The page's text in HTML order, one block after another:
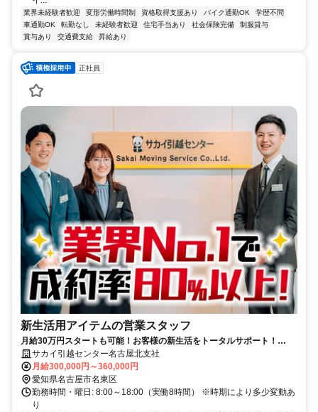
業界未経験者歓迎 変形労働時間制 資格取得支援あり バイク通勤OK
学歴不問
車通勤OK
転勤なし 未経験者歓迎 住宅手当あり 社会保険完備
制服貸与
賞与あり
交通費支給 昇給あり
正社員
新生活用アイテムの営業スタッフ
月給30万円スタートも可能！お客様の新生活をトータルサポート！
100％反響営業＊ノルマなし・飛び込みなし・新規テレアポなし！
サカイ引越センター名古屋北支社
月給300,000円～360,000円
愛知県名古屋市名東区
勤務時間・曜日: 8:00～18:00（実働8時間） ※時期により多少変動あ
り